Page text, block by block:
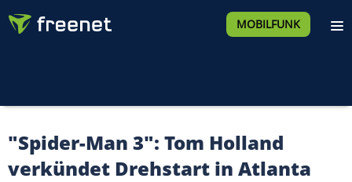
MOBILFUNK
"Spider-Man 3": Tom Holland
verkündet Drehstart in Atlanta